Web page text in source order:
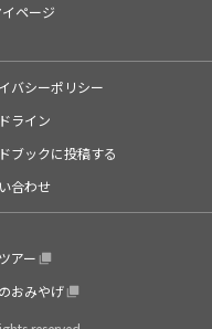
ページ
バシーポリシー
ライン
ブックに投稿する
合わせ
アー
おみやげ